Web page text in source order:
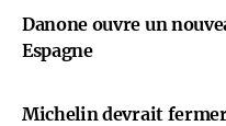
Danone ouvre un
Espagne
Michelin devrait fermer